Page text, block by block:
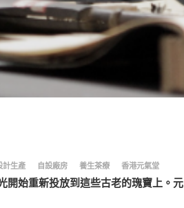
計生產 自設廠房 養生茶療 香港元氣堂
開始重新投放到這些古老的瑰寶上。元